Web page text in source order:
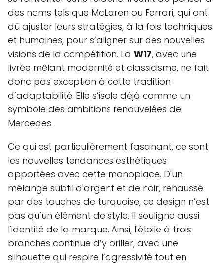
des noms tels que McLaren ou Ferrari, qui ont
dû ajuster leurs stratégies, à la fois techniques
et humaines, pour s’aligner sur des nouvelles
visions de la compétition. La W17, avec une
livrée mêlant modernité et classicisme, ne fait
donc pas exception à cette tradition
d’adaptabilité. Elle s’isole déjà comme un
symbole des ambitions renouvelées de
Mercedes.
Ce qui est particulièrement fascinant, ce sont
les nouvelles tendances esthétiques
apportées avec cette monoplace. D'un
mélange subtil d'argent et de noir, rehaussé
par des touches de turquoise, ce design n’est
pas qu’un élément de style. Il souligne aussi
l'identité de la marque. Ainsi, l'étoile à trois
branches continue d’y briller, avec une
silhouette qui respire l’agressivité tout en